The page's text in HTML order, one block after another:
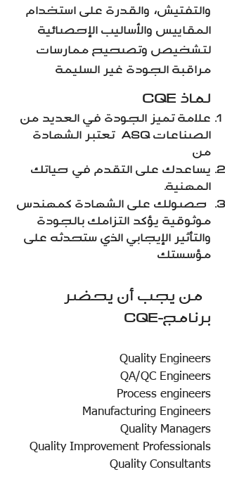
والتفتيش، والقدرة على استخدام
المقاييس والأساليب الإحصائية
لتشخيص وتصحيح ممارسات
مراقبة الجودة غير السليمة
CQE لماذ
علامة تميز الجودة في العديد من
الصناعات ASQ تعتبر الشهادة
من
يساعدك على التقدم في حياتك
المهنية.
حصولك على الشهادة كمهندس
موثوقية يؤكد التزامك بالجودة
والتأثير الإيجابي الذي ستحدثه على
مؤسستك
من يجب أن يحضر
برنامج-CQE
Quality Engineers
QA/QC Engineers
Process engineers
Manufacturing Engineers
Quality Managers
Quality Improvement Professionals
Quality Consultants